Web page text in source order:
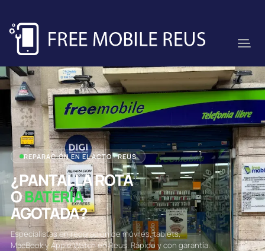
REPARACIÓN EN EL ACTO · REUS
¿PANTALLA ROTA
OBATERÍA
AGOTADA?
Especialistas en reparación de móviles, tablets,
MacBook y Apple Watch en Reus. Rápido y con garantía.